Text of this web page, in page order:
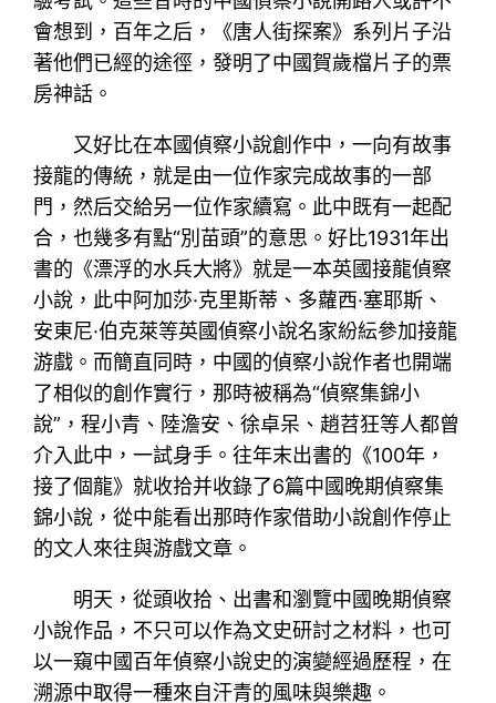
會想到，百年之后，《唐人街探案》系列片子沿
著他們已經的途徑，發明了中國賀歲檔片子的票
房神話。
又好比在本國偵察小說創作中，一向有故事
接龍的傳統，就是由一位作家完成故事的一部
門，然后交給另一位作家續寫。此中既有一起配
合，也幾多有點“別苗頭”的意思。好比1931年出
書的《漂浮的水兵大將》就是一本英國接龍偵察
小說，此中阿加莎·克里斯蒂、多蘿西·塞耶斯、
安東尼·伯克萊等英國偵察小說名家紛紜參加接龍
游戲。而簡直同時，中國的偵察小說作者也開端
了相似的創作實行，那時被稱為“偵察集錦小
說”，程小青、陸澹安、徐卓呆、趙苕狂等人都曾
介入此中，一試身手。往年末出書的《100年，
接了個龍》就收拾并收錄了6篇中國晚期偵察集
錦小說，從中能看出那時作家借助小說創作停止
的文人來往與游戲文章。
明天，從頭收拾、出書和瀏覽中國晚期偵察
小說作品，不只可以作為文史研討之材料，也可
以一窺中國百年偵察小說史的演變經過歷程，在
溯源中取得一種來自汗青的風味與樂趣。